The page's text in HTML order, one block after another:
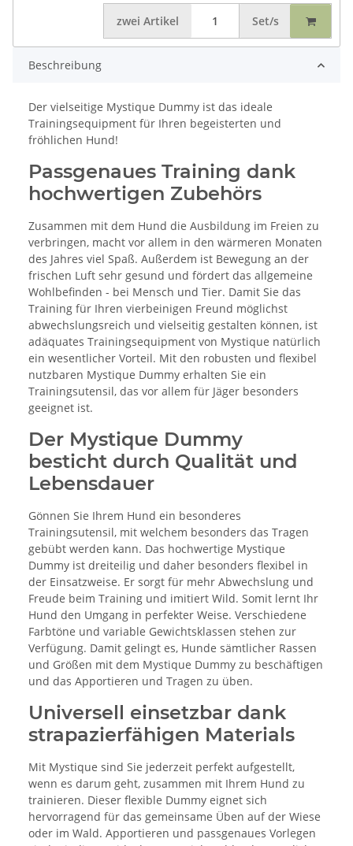
zwei Artikel Set/s
Beschreibung
Der vielseitige Mystique Dummy ist das ideale
Trainingsequipment für Ihren begeisterten und
fröhlichen Hund!
Passgenaues Training dank
hochwertigen Zubehörs
Zusammen mit dem Hund die Ausbildung im Freien zu
verbringen, macht vor allem in den wärmeren Monaten
des Jahres viel Spaß. Außerdem ist Bewegung an der
frischen Luft sehr gesund und fördert das allgemeine
Wohlbefinden - bei Mensch und Tier. Damit Sie das
Training für Ihren vierbeinigen Freund möglichst
abwechslungsreich und vielseitig gestalten können, ist
adäquates Trainingsequipment von Mystique natürlich
ein wesentlicher Vorteil. Mit den robusten und flexibel
nutzbaren Mystique Dummy erhalten Sie ein
Trainingsutensil, das vor allem für Jäger besonders
geeignet ist.
Der Mystique Dummy
besticht durch Qualität und
Lebensdauer
Gönnen Sie Ihrem Hund ein besonderes
Trainingsutensil, mit welchem besonders das Tragen
gebübt werden kann. Das hochwertige Mystique
Dummy ist dreiteilig und daher besonders flexibel in
der Einsatzweise. Er sorgt für mehr Abwechslung und
Freude beim Training und imitiert Wild. Somit lernt Ihr
Hund den Umgang in perfekter Weise. Verschiedene
Farbtöne und variable Gewichtsklassen stehen zur
Verfügung. Damit gelingt es, Hunde sämtlicher Rassen
und Größen mit dem Mystique Dummy zu beschäftigen
und das Apportieren und Tragen zu üben.
Universell einsetzbar dank
strapazierfähigen Materials
Mit Mystique sind Sie jederzeit perfekt aufgestellt,
wenn es darum geht, zusammen mit Ihrem Hund zu
trainieren. Dieser flexible Dummy eignet sich
hervorragend für das gemeinsame Üben auf der Wiese
oder im Wald. Apportieren und passgenaues Vorlegen